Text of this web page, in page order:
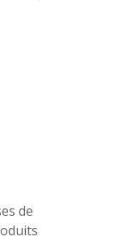
de